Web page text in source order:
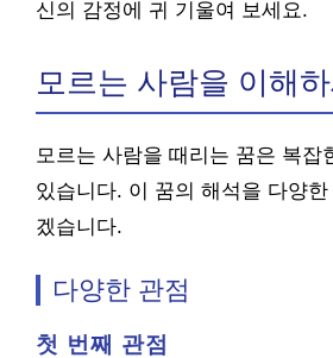
신의 감정에 귀 기울여 보세요.
모르는 사람을 이해
모르는 사람을 때리는 꿈은 복잡
있습니다. 이 꿈의 해석을 다양
겠습니다.
다양한 관점
첫 번째 관점